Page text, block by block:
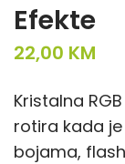
Efekte
22,00 KM
Kristalna
rotira kada
bojama,